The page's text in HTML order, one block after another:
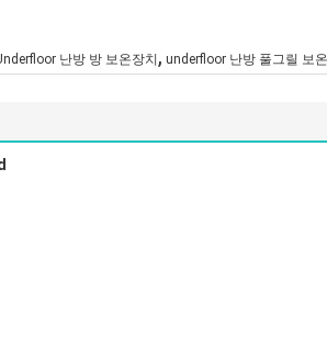
난방 방 보온장치 , underfloor 난방 풀그릴 보온